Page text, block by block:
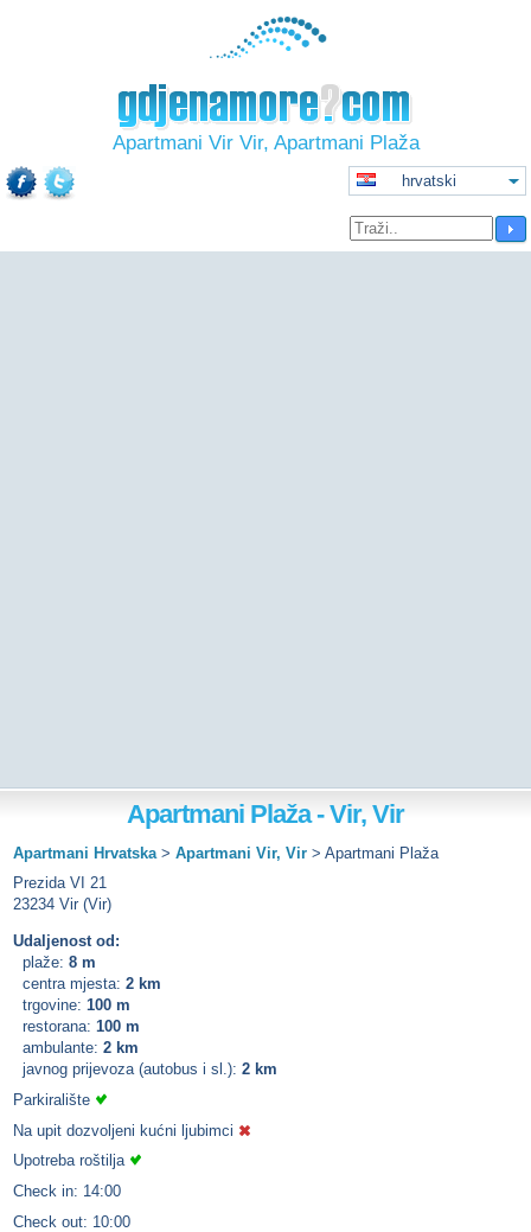
Apartmani Vir Vir, Apartmani Plaža
hrvatski
Apartmani Plaža - Vir, Vir
Apartmani Hrvatska> Apartmani Vir, Vir > Apartmani Plaža
Prezida VI 21
23234 Vir (Vir)
Udaljenost od:
plaže: 8 m
centra mjesta: 2 km
trgovine: 100 m
restorana: 100 m
ambulante: 2 km
javnog prijevoza (autobus i sl.): 2 km
Parkiralište
Na upit dozvoljeni kućni ljubimci
Upotreba roštilja
Check in: 14:00
Check out: 10:00